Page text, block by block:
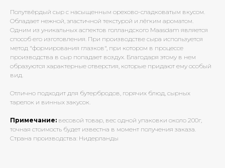
Полутвёрдый сыр с насыщенным орехово-сладковатым вкусом.
Обладает нежной, эластичной текстурой и лёгким ароматом.
Одним из уникальных аспектов голландского Maasdam является
способ его изготовления. При производстве сыра используется
метод "формирования глазков", при котором в процессе
производства в сыр попадает воздух. Благодаря этому в нем
образуются характерные отверстия, которые придают ему особый
вид.
Отлично подходит для бутербродов, горячих блюд, сырных
тарелок и винных закусок.
Примечание: весовой товар, вес одной упаковки около 200г,
точная стоимость будет известна в момент получения заказа.
Страна производства: Нидерланды